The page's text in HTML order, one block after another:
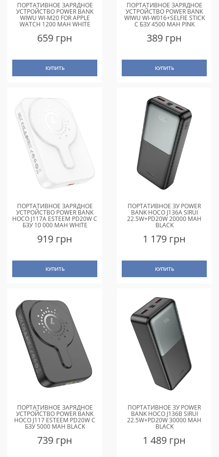
ПОРТАТИВНОЕ ЗАРЯДНОЕ
УСТРОЙСТВО POWER BANK
WIWU WI-M20 FOR APPLE
WATCH 1200 MAH WHITE
659 грн
КУПИТЬ
ПОРТАТИВНОЕ ЗАРЯДНОЕ
УСТРОЙСТВО POWER BANK
WIWU WI-W016+SELFIE STICK
С БЗУ 4500 MAH PINK
389 грн
КУПИТЬ
ПОРТАТИВНОЕ ЗАРЯДНОЕ
УСТРОЙСТВО POWER BANK
HOCO J117A ESTEEM PD20W С
БЗУ 10 000 MAH WHITE
919 грн
КУПИТЬ
ПОРТАТИВНОЕ ЗУ POWER
BANK HOCO J136A SIRUI
22.5W+PD20W 20000 MAH
BLACK
1 179 грн
КУПИТЬ
ПОРТАТИВНОЕ ЗАРЯДНОЕ
УСТРОЙСТВО POWER BANK
HOCO J117 ESTEEM PD20W С
БЗУ 5000 MAH BLACK
739 грн
ПОРТАТИВНОЕ ЗУ POWER
BANK HOCO J136B SIRUI
22.5W+PD20W 30000 MAH
BLACK
1 489 грн